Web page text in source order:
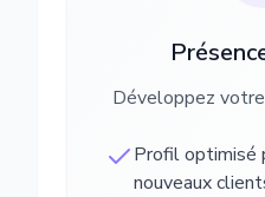
Développez
Profil optimisé
nouveaux